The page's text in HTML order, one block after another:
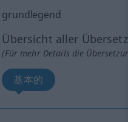
grundlegend
Übersicht aller
(Für mehr Details die
基本的